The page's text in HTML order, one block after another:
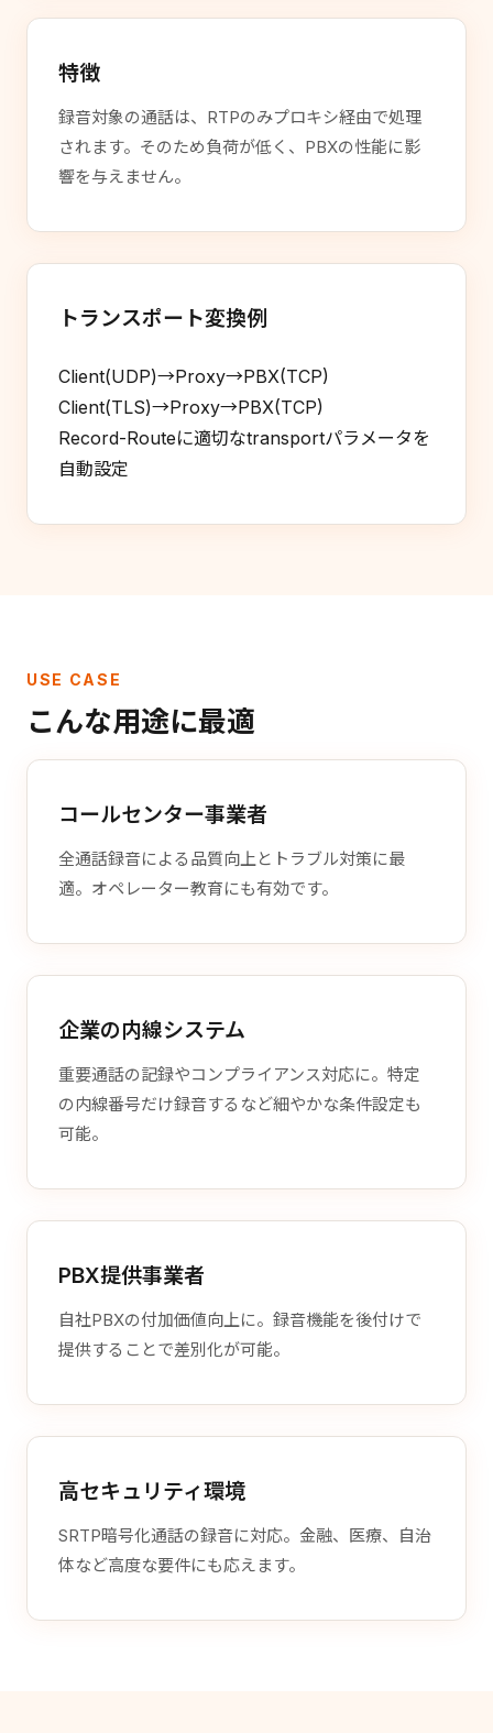
特徴
録音対象の通話は、RTPのみプロキシ経由で処理
されます。そのため負荷が低く、PBXの性能に影
響を与えません。
トランスポート変換例
Client(UDP)→Proxy→PBX(TCP)
Client(TLS)→Proxy→PBX(TCP)
Record-Routeに適切なtransportパラメータを
自動設定
USE CASE
こんな用途に最適
コールセンター事業者
全通話録音による品質向上とトラブル対策に最
適。オペレーター教育にも有効です。
企業の内線システム
重要通話の記録やコンプライアンス対応に。特定
の内線番号だけ録音するなど細やかな条件設定も
可能。
PBX提供事業者
自社PBXの付加価値向上に。録音機能を後付けで
提供することで差別化が可能。
高セキュリティ環境
SRTP暗号化通話の録音に対応。金融、医療、自治
体など高度な要件にも応えます。